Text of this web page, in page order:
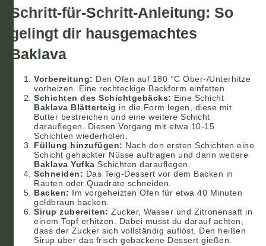
Schritt-für-Schritt-Anleitung: So
gelingt dir hausgemachtes
Baklava
Vorbereitung: Den Ofen auf 180 °C Ober-/Unterhitze
vorheizen. Eine rechteckige Backform einfetten.
Schichten des Schichtgebäcks: Eine Schicht
Baklava Blätterteig in die Form legen, diese mit
Butter bestreichen und eine weitere Schicht
darauflegen. Diesen Vorgang mit etwa 10-15
Schichten wiederholen.
Füllung hinzufügen: Nach den ersten Schichten eine
Schicht gehackter Nüsse auftragen und dann weitere
Baklava Yufka Schichten darauflegen.
Schneiden: Das Teig-Dessert vor dem Backen in
Rauten oder Quadrate schneiden.
Backen: Im vorgeheizten Ofen für etwa 40 Minuten
goldbraun backen.
Sirup zubereiten: Zucker, Wasser und Zitronensaft in
einem Topf erhitzen. Dabei musst du darauf achten,
dass der Zucker sich vollständig auflöst. Den heißen
Sirup über das frisch gebackene Dessert gießen.